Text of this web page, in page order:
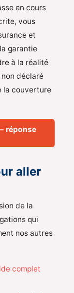
en cours
vous
et
garantie
à la réalité
déclaré
la couverture
réponse
aller
de la
qui
nos autres
complet